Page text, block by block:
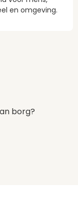
en omgeving.
borg?